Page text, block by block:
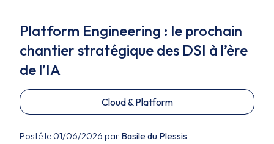
Platform Engineering : le prochain
chantier stratégique des DSI à l’ère
de l’IA
Cloud & Platform
Posté le 01/06/2026 par Basile du Plessis